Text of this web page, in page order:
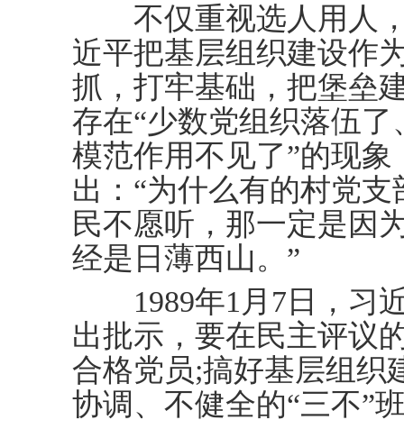
不仅重视选人用人，
近平把基层组织建设作
抓，打牢基础，把堡垒
存在“少数党组织落伍
模范作用不见了”的现
出：“为什么有的村党
民不愿听，那一定是因
经是日薄西山。”
1989年1月7日，习
出批示，要在民主评议
合格党员;搞好基层组织
协调、不健全的“三不”